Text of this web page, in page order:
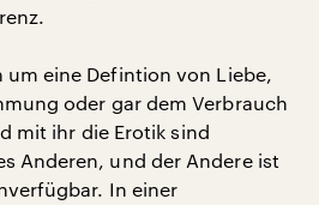
um eine Defintion von Liebe,
oder gar dem Verbrauch
mit ihr die Erotik sind
Anderen, und der Andere ist
In einer